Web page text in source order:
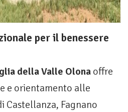
per il benessere
della Valle Olona offre
e orientamento alle
Castellanza, Fagnano